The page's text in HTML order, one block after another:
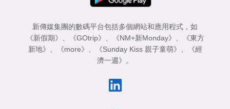
新傳媒集團的數碼平台包括多個網站和應用程式，如
《新假期》
《GOtrip》 《NM+新Monday》
《東方
新地》
《more》 《Sunday Kiss 親子童萌》
《經
濟一週》
。